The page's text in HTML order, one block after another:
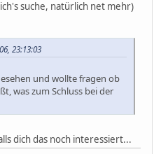
suche, natürlich net mehr)
23:13:03
und wollte fragen ob
was zum Schluss bei der
dich das noch interessiert...